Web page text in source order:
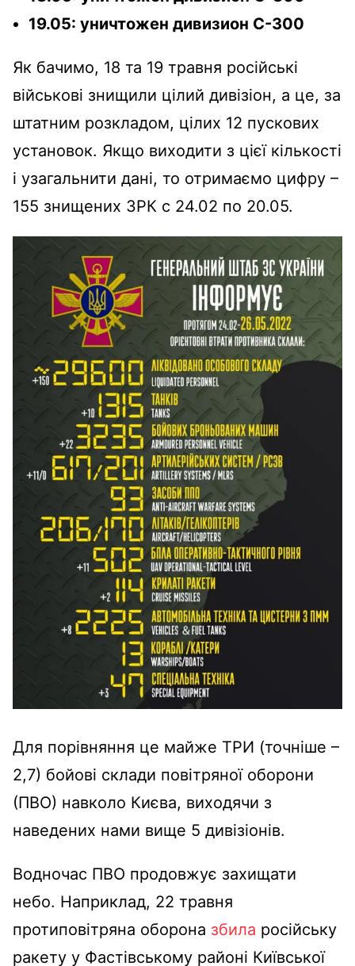
19.05: уничтожен дивизион С-300
Як бачимо, 18 та 19 травня російські
військові знищили цілий дивізіон, а це, за
штатним розкладом, цілих 12 пускових
установок. Якщо виходити з цієї кількості
і узагальнити дані, то отримаємо цифру –
155 знищених ЗРК с 24.02 по 20.05.
Для порівняння це майже ТРИ (точніше –
2,7) бойові склади повітряної оборони
(ПВО) навколо Києва, виходячи з
наведених нами вище 5 дивізіонів.
Водночас ПВО продовжує захищати
небо. Наприклад, 22 травня
протиповітряна оборона збила російську
ракету у Фастівському районі Київської